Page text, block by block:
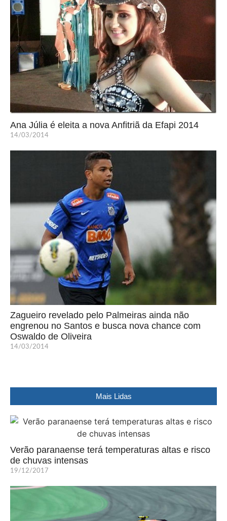
Ana Júlia é eleita a nova Anfitriã da Efapi 2014
14/03/2014
Zagueiro revelado pelo Palmeiras ainda não
engrenou no Santos e busca nova chance com
Oswaldo de Oliveira
14/03/2014
Mais Lidas
Verão paranaense terá temperaturas altas e risco
de chuvas intensas
19/12/2017